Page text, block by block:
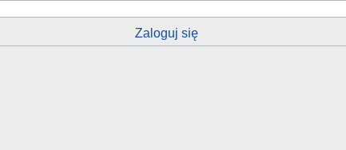
Zaloguj się